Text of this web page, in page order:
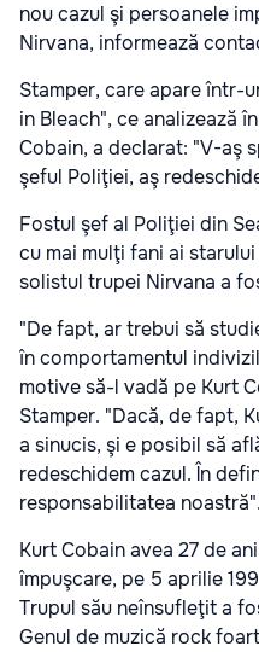
nou cazul şi persoanele
Nirvana, informează
Stamper, care apare într-
in Bleach", ce analizează
Cobain, a declarat: "V-aş
şeful Poliţiei, aş
Fostul şef al Poliţiei din
cu mai mulţi fani ai
solistul trupei Nirvana a
"De fapt, ar trebui să
în comportamentul
motive să-l vadă pe Kurt
Stamper. "Dacă, de fapt,
a sinucis, şi e posibil să
redeschidem cazul. În
responsabilitatea noastră".
Kurt Cobain avea 27 de
împuşcare, pe 5 aprilie
Trupul său neînsufleţit a
Genul de muzică rock